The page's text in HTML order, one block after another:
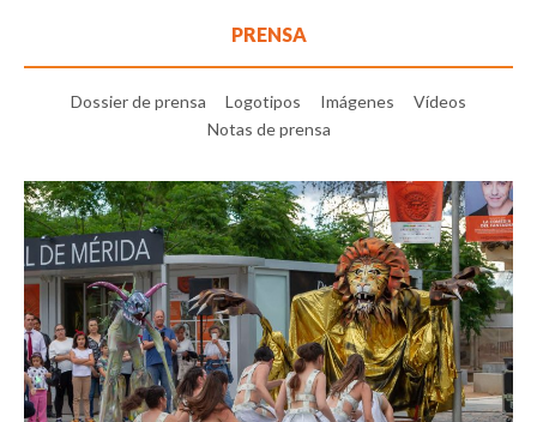
PRENSA
Dossier de prensa Logotipos Imágenes
Vídeos
Notas de prensa